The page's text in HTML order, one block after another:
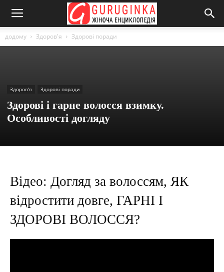
додому Здоров'я Здорові поради
Здоров'я Здорові поради
Здорові і гарне волосся взимку.
Особливості догляду
Відео: Догляд за волоссям, ЯК
відростити довге, ГАРНІ І
ЗДОРОВІ ВОЛОССЯ?